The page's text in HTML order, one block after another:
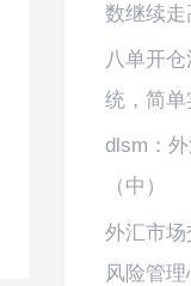
数继续走
八单开
统，简
dlsm：
（中）
外汇市
风险管